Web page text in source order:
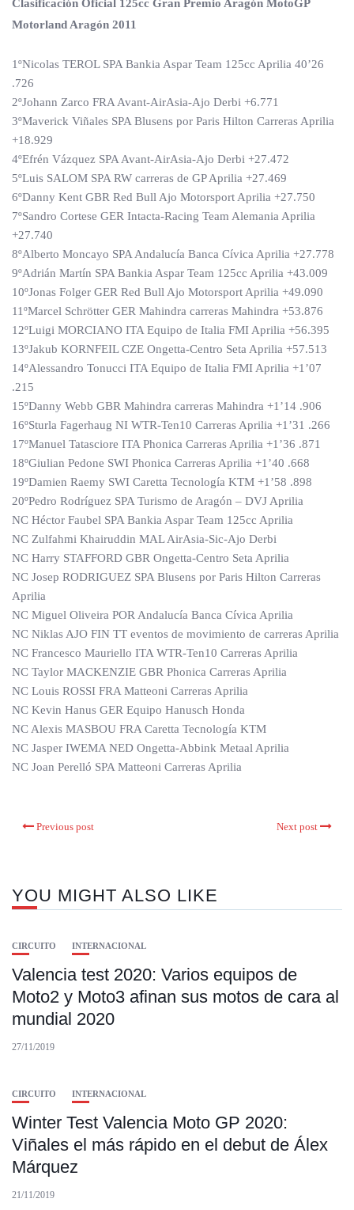
Clasificación Oficial 125cc Gran Premio Aragón MotoGP
Motorland Aragón 2011
1ºNicolas TEROL SPA Bankia Aspar Team 125cc Aprilia 40’26
.726
2ºJohann Zarco FRA Avant-AirAsia-Ajo Derbi +6.771
3ºMaverick Viñales SPA Blusens por Paris Hilton Carreras Aprilia
+18.929
4ºEfrén Vázquez SPA Avant-AirAsia-Ajo Derbi +27.472
5ºLuis SALOM SPA RW carreras de GP Aprilia +27.469
6ºDanny Kent GBR Red Bull Ajo Motorsport Aprilia +27.750
7ºSandro Cortese GER Intacta-Racing Team Alemania Aprilia
+27.740
8ºAlberto Moncayo SPA Andalucía Banca Cívica Aprilia +27.778
9ºAdrián Martín SPA Bankia Aspar Team 125cc Aprilia +43.009
10ºJonas Folger GER Red Bull Ajo Motorsport Aprilia +49.090
11ºMarcel Schrötter GER Mahindra carreras Mahindra +53.876
12ºLuigi MORCIANO ITA Equipo de Italia FMI Aprilia +56.395
13ºJakub KORNFEIL CZE Ongetta-Centro Seta Aprilia +57.513
14ºAlessandro Tonucci ITA Equipo de Italia FMI Aprilia +1’07
.215
15ºDanny Webb GBR Mahindra carreras Mahindra +1’14 .906
16ºSturla Fagerhaug NI WTR-Ten10 Carreras Aprilia +1’31 .266
17ºManuel Tatasciore ITA Phonica Carreras Aprilia +1’36 .871
18ºGiulian Pedone SWI Phonica Carreras Aprilia +1’40 .668
19ºDamien Raemy SWI Caretta Tecnología KTM +1’58 .898
20ºPedro Rodríguez SPA Turismo de Aragón – DVJ Aprilia
NC Héctor Faubel SPA Bankia Aspar Team 125cc Aprilia
NC Zulfahmi Khairuddin MAL AirAsia-Sic-Ajo Derbi
NC Harry STAFFORD GBR Ongetta-Centro Seta Aprilia
NC Josep RODRIGUEZ SPA Blusens por Paris Hilton Carreras
Aprilia
NC Miguel Oliveira POR Andalucía Banca Cívica Aprilia
NC Niklas AJO FIN TT eventos de movimiento de carreras Aprilia
NC Francesco Mauriello ITA WTR-Ten10 Carreras Aprilia
NC Taylor MACKENZIE GBR Phonica Carreras Aprilia
NC Louis ROSSI FRA Matteoni Carreras Aprilia
NC Kevin Hanus GER Equipo Hanusch Honda
NC Alexis MASBOU FRA Caretta Tecnología KTM
NC Jasper IWEMA NED Ongetta-Abbink Metaal Aprilia
NC Joan Perelló SPA Matteoni Carreras Aprilia
Previous post Next post
YOU MIGHT ALSO LIKE
CIRCUITO INTERNACIONAL
Valencia test 2020: Varios equipos de
Moto2 y Moto3 afinan sus motos de cara al
mundial 2020
27/11/2019
CIRCUITO INTERNACIONAL
Winter Test Valencia Moto GP 2020:
Viñales el más rápido en el debut de Álex
Márquez
21/11/2019